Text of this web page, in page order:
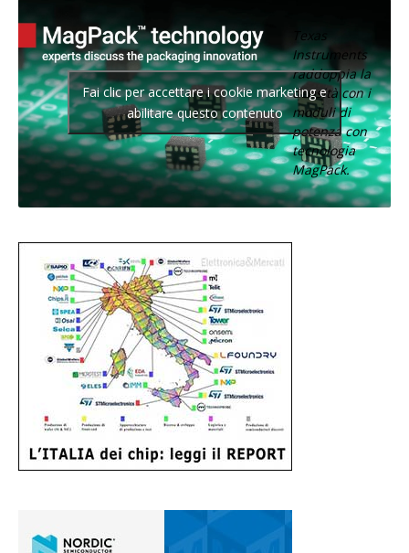
Texas
Instruments
raddoppia la
densità con i
moduli di
potenza con
tecnologia
MagPack.
Fai clic per accettare i cookie marketing e
abilitare questo contenuto